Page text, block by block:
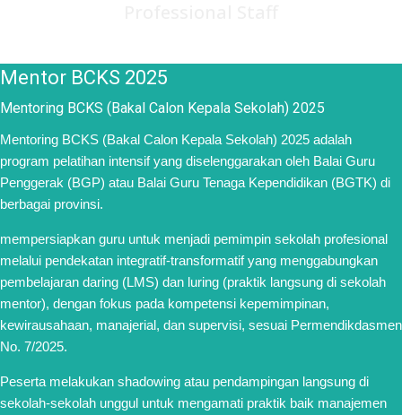
Mentor BCKS 2025
Mentoring BCKS (Bakal Calon Kepala Sekolah) 2025
Mentoring BCKS (Bakal Calon Kepala Sekolah) 2025 adalah
program pelatihan intensif yang diselenggarakan oleh Balai Guru
Penggerak (BGP) atau Balai Guru Tenaga Kependidikan (BGTK) di
berbagai provinsi.
mempersiapkan guru untuk menjadi pemimpin sekolah profesional
melalui pendekatan integratif-transformatif yang menggabungkan
pembelajaran daring (LMS) dan luring (praktik langsung di sekolah
mentor), dengan fokus pada kompetensi kepemimpinan,
kewirausahaan, manajerial, dan supervisi, sesuai Permendikdasmen
No. 7/2025.
Peserta melakukan shadowing atau pendampingan langsung di
sekolah-sekolah unggul untuk mengamati praktik baik manajemen